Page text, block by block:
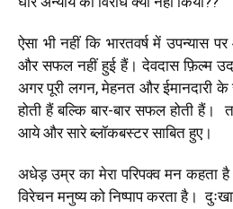
ऐसा भी नहीं कि भारतवर्ष में उपन्यास
और सफल नहीं हुई हैं। देवदास फ़िल्म
अगर पूरी लगन, मेहनत और ईमानदारी
होती हैं बल्कि बार-बार सफल होती
आये और सारे ब्लॉकबस्टर साबित हुए।
अधेड़ उम्र का मेरा परिपक्व मन कहता
विरेचन मनुष्य को निष्पाप करता है।